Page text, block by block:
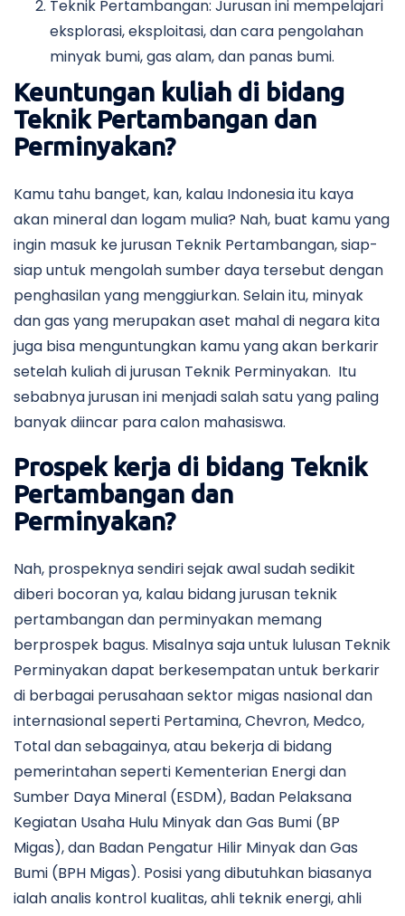
Teknik Pertambangan: Jurusan ini mempelajari
eksplorasi, eksploitasi, dan cara pengolahan
minyak bumi, gas alam, dan panas bumi.
Keuntungan kuliah di bidang
Teknik Pertambangan dan
Perminyakan?
Kamu tahu banget, kan, kalau Indonesia itu kaya
akan mineral dan logam mulia? Nah, buat kamu yang
ingin masuk ke jurusan Teknik Pertambangan, siap-
siap untuk mengolah sumber daya tersebut dengan
penghasilan yang menggiurkan. Selain itu, minyak
dan gas yang merupakan aset mahal di negara kita
juga bisa menguntungkan kamu yang akan berkarir
setelah kuliah di jurusan Teknik Perminyakan. Itu
sebabnya jurusan ini menjadi salah satu yang paling
banyak diincar para calon mahasiswa.
Prospek kerja di bidang Teknik
Pertambangan dan
Perminyakan?
Nah, prospeknya sendiri sejak awal sudah sedikit
diberi bocoran ya, kalau bidang jurusan teknik
pertambangan dan perminyakan memang
berprospek bagus. Misalnya saja untuk lulusan Teknik
Perminyakan dapat berkesempatan untuk berkarir
di berbagai perusahaan sektor migas nasional dan
internasional seperti Pertamina, Chevron, Medco,
Total dan sebagainya, atau bekerja di bidang
pemerintahan seperti Kementerian Energi dan
Sumber Daya Mineral (ESDM), Badan Pelaksana
Kegiatan Usaha Hulu Minyak dan Gas Bumi (BP
Migas), dan Badan Pengatur Hilir Minyak dan Gas
Bumi (BPH Migas). Posisi yang dibutuhkan biasanya
ialah analis kontrol kualitas, ahli teknik energi, ahli